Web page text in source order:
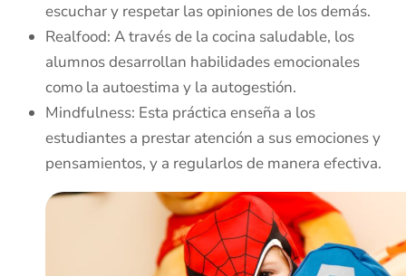
escuchar y respetar las opiniones de los demás.
Realfood: A través de la cocina saludable, los
alumnos desarrollan habilidades emocionales
como la autoestima y la autogestión.
Mindfulness: Esta práctica enseña a los
estudiantes a prestar atención a sus emociones y
pensamientos, y a regularlos de manera efectiva.